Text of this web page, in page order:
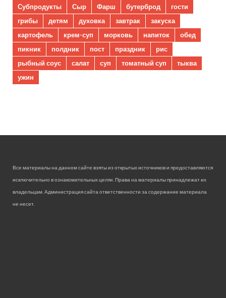
Субпродукты
Сыр Фарш бутерброд
гости
грибы
детям духовка завтрак
закуска
картофель
крем-суп морковь напиток
обед
пикник
полдник пост праздник
рис
рыбный соус
салат суп томатный суп
тыква
ужин
Все материалы на данном сайте взяты из открытых источников и предоставляются
исключительно в ознакомительных целях. Права на материалы принадлежат их
владельцам. Администрация сайта ответственности за содержание материала
не несет.